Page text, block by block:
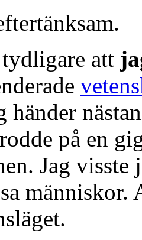
att
händer
på en
Jag visste
människor.